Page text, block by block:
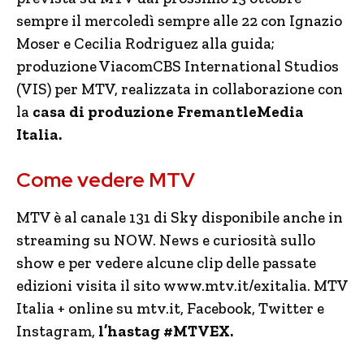
sempre il mercoledì sempre alle 22 con Ignazio
Moser e Cecilia Rodriguez alla guida;
produzione ViacomCBS International Studios
(VIS) per MTV, realizzata in collaborazione con
la casa di produzione FremantleMedia
Italia.
Come vedere MTV
MTV è al canale 131 di Sky disponibile anche in
streaming su NOW. News e curiosità sullo
show e per vedere alcune clip delle passate
edizioni visita il sito www.mtv.it/exitalia. MTV
Italia + online su mtv.it, Facebook, Twitter e
Instagram, l’hastag #MTVEX.